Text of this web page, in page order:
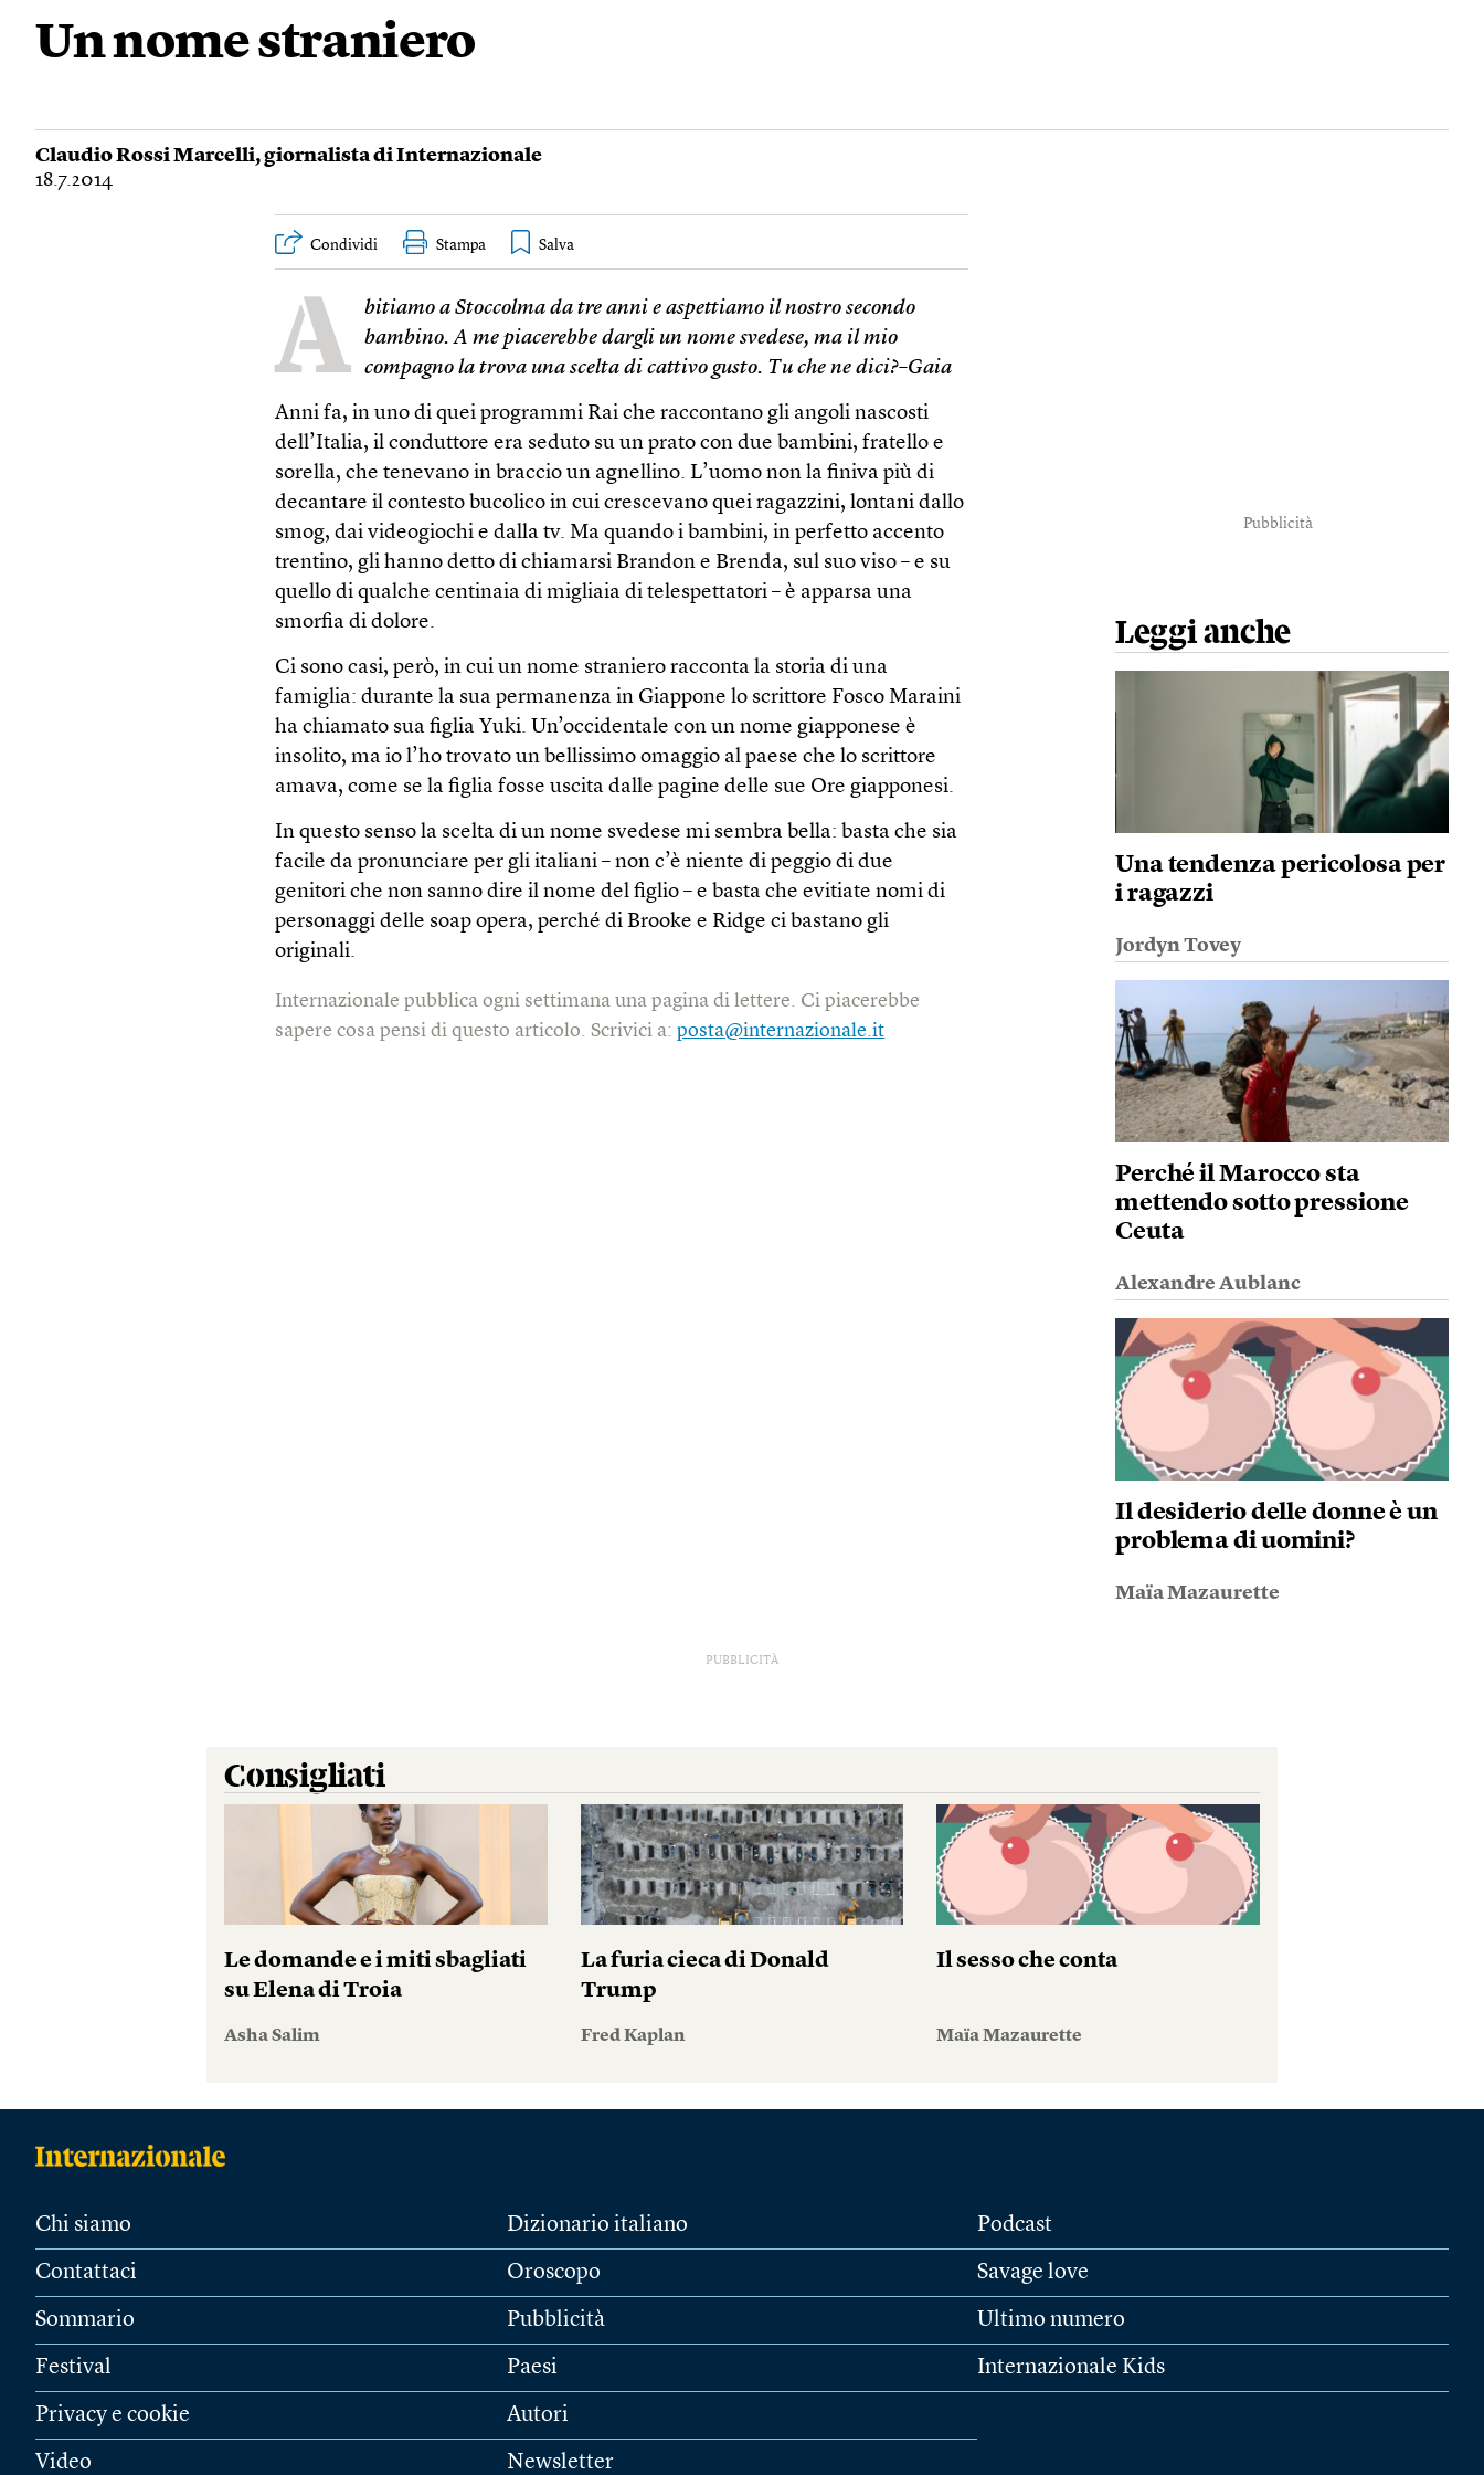
Un nome straniero
Claudio Rossi Marcelli, giornalista di Internazionale
18.7.2014
Condividi Stampa
A
bitiamo a Stoccolma da tre anni e aspettiamo il nostro secondo
bambino. A me piacerebbe dargli un nome svedese, ma il mio
compagno la trova una scelta di cattivo gusto. Tu che ne dici?–Gaia
Anni fa, in uno di quei programmi Rai che raccontano gli angoli nascosti
dell’Italia, il conduttore era seduto su un prato con due bambini, fratello e
sorella, che tenevano in braccio un agnellino. L’uomo non la finiva più di
decantare il contesto bucolico in cui crescevano quei ragazzini, lontani dallo
smog, dai videogiochi e dalla tv. Ma quando i bambini, in perfetto accento
trentino, gli hanno detto di chiamarsi Brandon e Brenda, sul suo viso – e su
quello di qualche centinaia di migliaia di telespettatori – è apparsa una
smorfia di dolore.
Ci sono casi, però, in cui un nome straniero racconta la storia di una
famiglia: durante la sua permanenza in Giappone lo scrittore Fosco Maraini
ha chiamato sua figlia Yuki. Un’occidentale con un nome giapponese è
insolito, ma io l’ho trovato un bellissimo omaggio al paese che lo scrittore
amava, come se la figlia fosse uscita dalle pagine delle sue Ore giapponesi.
In questo senso la scelta di un nome svedese mi sembra bella: basta che sia
facile da pronunciare per gli italiani – non c’è niente di peggio di due
genitori che non sanno dire il nome del figlio – e basta che evitiate nomi di
personaggi delle soap opera, perché di Brooke e Ridge ci bastano gli
originali.
Internazionale pubblica ogni settimana una pagina di lettere. Ci piacerebbe
sapere cosa pensi di questo articolo. Scrivici a:posta@internazionale.it
Pubblicità
Leggi anche
Una tendenza pericolosa per
i ragazzi
Jordyn Tovey
Perché il Marocco sta
mettendo sotto pressione
Ceuta
Alexandre Aublanc
Il desiderio delle donne è un
problema di uomini?
Maïa Mazaurette
PUBBLICITÀ
Consigliati
Le domande e i miti sbagliati
su Elena di Troia
Asha Salim
La furia cieca di Donald
Trump
Fred Kaplan
Il sesso che conta
Maïa Mazaurette
Chi siamo
Contattaci
Sommario
Festival
Privacy e cookie
Video
Dizionario italiano
Oroscopo
Pubblicità
Paesi
Autori
Newsletter
Podcast
Savage love
Ultimo numero
Internazionale Kids